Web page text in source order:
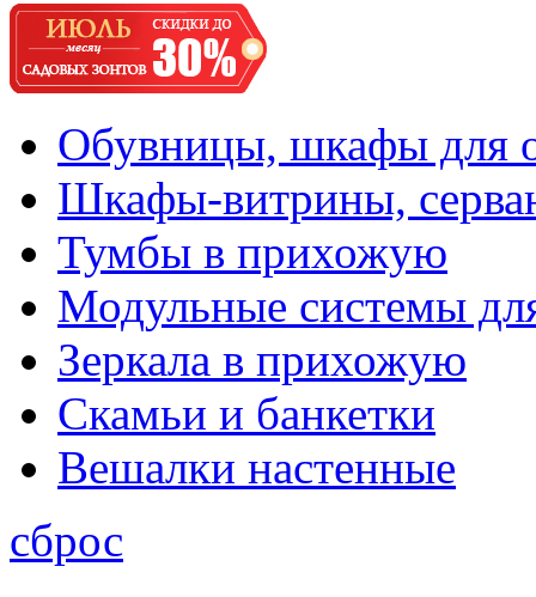
Обувницы, шкафы для
Шкафы-витрины,
Тумбы в прихожую
Модульные системы
Зеркала в прихожую
Скамьи и банкетки
Вешалки настенные
сброс